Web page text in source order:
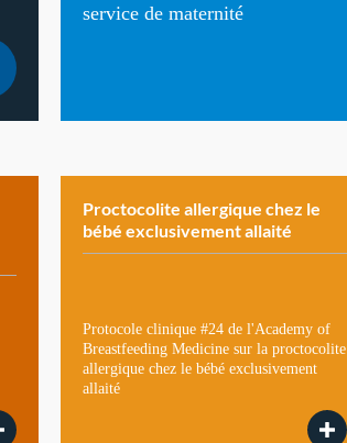
service de maternité
Proctocolite allergique chez le
bébé exclusivement allaité
Protocole clinique #24 de l'Academy of
Breastfeeding Medicine sur la proctocolite
allergique chez le bébé exclusivement
allaité